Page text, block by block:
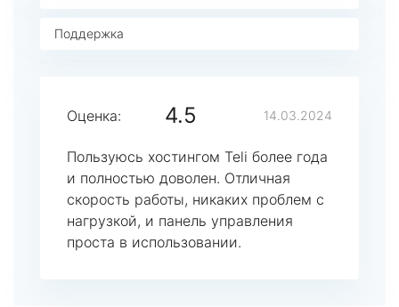
Поддержка
Оценка: 4.5 14.03.2024
Пользуюсь хостингом Teli более года
и полностью доволен. Отличная
скорость работы, никаких проблем с
нагрузкой, и панель управления
проста в использовании.